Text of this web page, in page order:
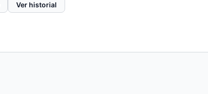
Ver historial